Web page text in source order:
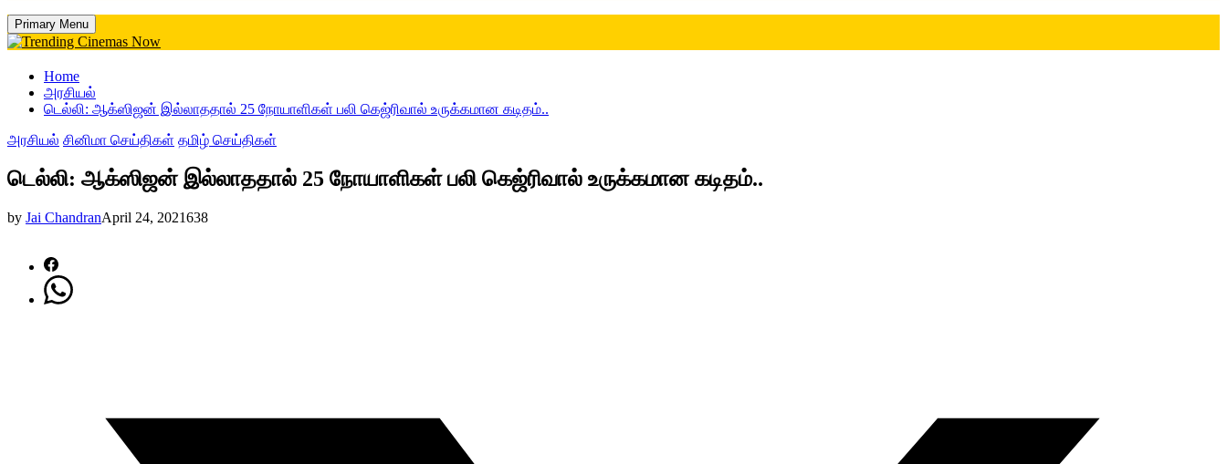
Primary Menu
Home
அரசியல்
டெல்லி: ஆக்ஸிஜன் இல்லாததால் 25 நோயாளிகள் பலி கெஜ்ரிவால் உருக்கமான கடிதம்..
அரசியல் சினிமா செய்திகள் தமிழ் செய்திகள்
டெல்லி: ஆக்ஸிஜன் இல்லாததால் 25 நோயாளிகள் பலி கெஜ்ரிவால் உருக்கமான கடிதம்..
by Jai ChandranApril 24, 2021638